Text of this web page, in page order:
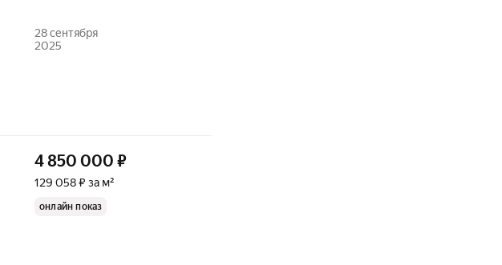
28 сентября
2025
4 850 000 ₽
129 058 ₽ за м²
онлайн показ